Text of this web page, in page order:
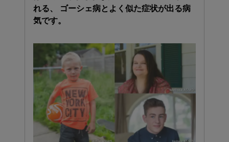
れる、​ ゴーシェ病と​よく​似た​症状が​出る​病
気です。​